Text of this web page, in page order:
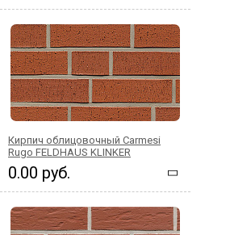
Кирпич облицовочный Carmesi
Rugo FELDHAUS KLINKER
0.00 руб.